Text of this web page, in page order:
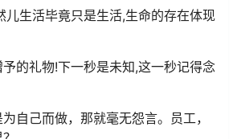
儿生活毕竟只是生活,生命的存在体现
的礼物!下一秒是未知,这一秒记得念
自己而做，那就毫无怨言。员工，